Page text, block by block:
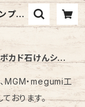
プー
カド石けんシャ
MGM・megumi工
おります。